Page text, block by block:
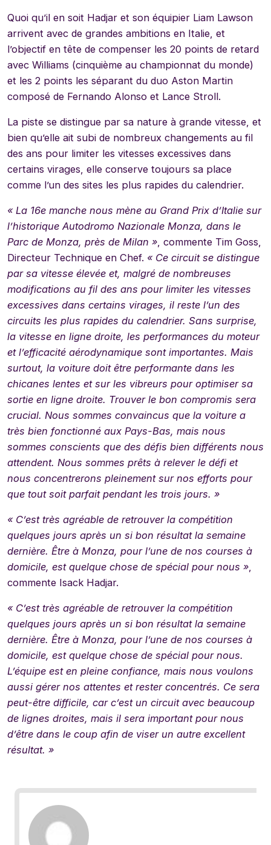
Quoi qu’il en soit Hadjar et son équipier Liam Lawson
arrivent avec de grandes ambitions en Italie, et
l’objectif en tête de compenser les 20 points de retard
avec Williams (cinquième au championnat du monde)
et les 2 points les séparant du duo Aston Martin
composé de Fernando Alonso et Lance Stroll.
La piste se distingue par sa nature à grande vitesse, et
bien qu’elle ait subi de nombreux changements au fil
des ans pour limiter les vitesses excessives dans
certains virages, elle conserve toujours sa place
comme l’un des sites les plus rapides du calendrier.
« La 16e manche nous mène au Grand Prix d’Italie sur
l’historique Autodromo Nazionale Monza, dans le
Parc de Monza, près de Milan » , commente Tim Goss,
Directeur Technique en Chef. « Ce circuit se distingue
par sa vitesse élevée et, malgré de nombreuses
modifications au fil des ans pour limiter les vitesses
excessives dans certains virages, il reste l’un des
circuits les plus rapides du calendrier. Sans surprise,
la vitesse en ligne droite, les performances du moteur
et l’efficacité aérodynamique sont importantes. Mais
surtout, la voiture doit être performante dans les
chicanes lentes et sur les vibreurs pour optimiser sa
sortie en ligne droite. Trouver le bon compromis sera
crucial. Nous sommes convaincus que la voiture a
très bien fonctionné aux Pays-Bas, mais nous
sommes conscients que des défis bien différents nous
attendent. Nous sommes prêts à relever le défi et
nous concentrerons pleinement sur nos efforts pour
que tout soit parfait pendant les trois jours. »
« C’est très agréable de retrouver la compétition
quelques jours après un si bon résultat la semaine
dernière. Être à Monza, pour l’une de nos courses à
domicile, est quelque chose de spécial pour nous »
commente Isack Hadjar.
« C’est très agréable de retrouver la compétition
quelques jours après un si bon résultat la semaine
dernière. Être à Monza, pour l’une de nos courses à
domicile, est quelque chose de spécial pour nous.
L’équipe est en pleine confiance, mais nous voulons
aussi gérer nos attentes et rester concentrés. Ce sera
peut-être difficile, car c’est un circuit avec beaucoup
de lignes droites, mais il sera important pour nous
d’être dans le coup afin de viser un autre excellent
résultat. »